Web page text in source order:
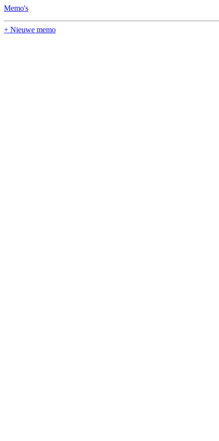
Memo's
+ Nieuwe memo